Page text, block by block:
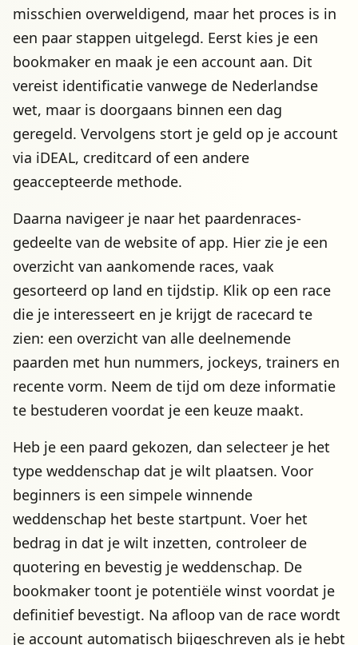
misschien overweldigend, maar het proces is in
een paar stappen uitgelegd. Eerst kies je een
bookmaker en maak je een account aan. Dit
vereist identificatie vanwege de Nederlandse
wet, maar is doorgaans binnen een dag
geregeld. Vervolgens stort je geld op je account
via iDEAL, creditcard of een andere
geaccepteerde methode.
Daarna navigeer je naar het paardenraces-
gedeelte van de website of app. Hier zie je een
overzicht van aankomende races, vaak
gesorteerd op land en tijdstip. Klik op een race
die je interesseert en je krijgt de racecard te
zien: een overzicht van alle deelnemende
paarden met hun nummers, jockeys, trainers en
recente vorm. Neem de tijd om deze informatie
te bestuderen voordat je een keuze maakt.
Heb je een paard gekozen, dan selecteer je het
type weddenschap dat je wilt plaatsen. Voor
beginners is een simpele winnende
weddenschap het beste startpunt. Voer het
bedrag in dat je wilt inzetten, controleer de
quotering en bevestig je weddenschap. De
bookmaker toont je potentiële winst voordat je
definitief bevestigt. Na afloop van de race wordt
je account automatisch bijgeschreven als je hebt